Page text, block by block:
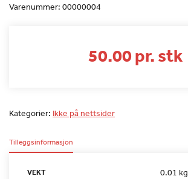
Varenummer: 00000004
50.00 pr. stk
Kategorier: Ikke på nettsider
Tilleggsinformasjon
VEKT 0.01 kg